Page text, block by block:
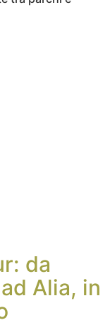
da
Alia, in